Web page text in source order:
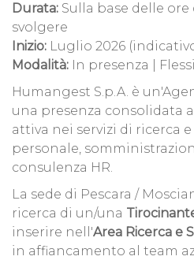
Durata: Sulla base delle
svolgere
Inizio: Luglio 2026
Modalità: In presenza |
Humangest S.p.A. è
una presenza consolidata
attiva nei servizi di ricerca e
personale,
consulenza HR.
La sede di Pescara /
ricerca di un/una
inserire nell'Area Ricerca e
in affiancamento al team